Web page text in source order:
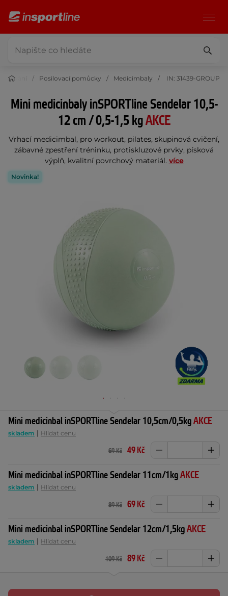
Posilovací pomůcky Medicimbaly IN: 31439-GROUP
Mini medicinbaly inSPORTline Sendelar 10,5-
12 cm / 0,5-1,5 kgAKCE
Vrhací medicimbal, pro workout, pilates, skupinová cvičení,
zábavné zpestření tréninku, protiskluzové prvky, písková
výplň, kvalitní povrchový materiál. více
Novinka!
Mini medicinbal inSPORTline Sendelar 10,5cm/0,5kgAKCE
skladem | Hlídat cenu
69 Kč 49 Kč
Mini medicinbal inSPORTline Sendelar 11cm/1kgAKCE
skladem | Hlídat cenu
89 Kč 69 Kč
Mini medicinbal inSPORTline Sendelar 12cm/1,5kgAKCE
skladem | Hlídat cenu
109 Kč 89 Kč